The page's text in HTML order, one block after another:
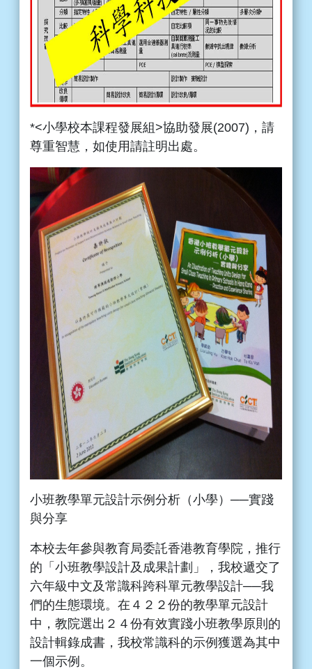
*<小學校本課程發展組>協助發展(2007)，請
尊重智慧，如使用請註明出處。
小班教學單元設計示例分析（小學）──實踐
與分享
本校去年參與教育局委託香港教育學院，推行
的「小班教學設計及成果計劃」，我校遞交了
六年級中文及常識科跨科單元教學設計──我
們的生態環境。在４２２份的教學單元設計
中，教院選出２４份有效實踐小班教學原則的
設計輯錄成書，我校常識科的示例獲選為其中
一個示例。